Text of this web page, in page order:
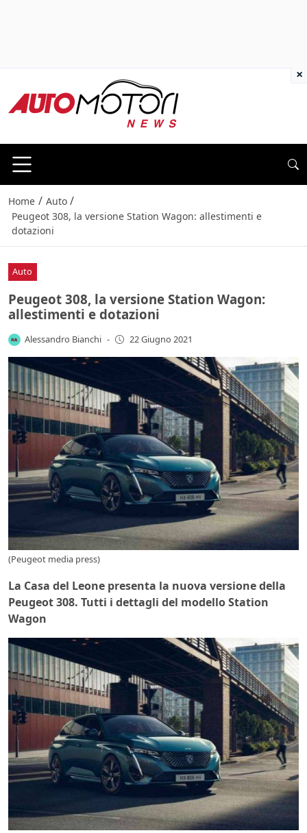
Home / Auto /
Peugeot 308, la versione Station Wagon: allestimenti e
dotazioni
Auto
Peugeot 308, la versione Station Wagon:
allestimenti e dotazioni
Alessandro Bianchi - 22 Giugno 2021
(Peugeot media press)
La Casa del Leone presenta la nuova versione della
Peugeot 308. Tutti i dettagli del modello Station
Wagon
×